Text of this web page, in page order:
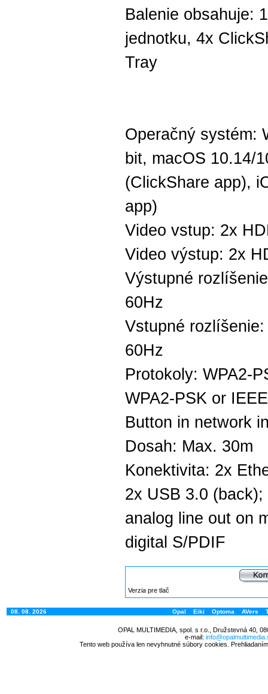
Balenie obsahuje:
jednotku, 4x
Tray
Operačný systém:
bit, macOS 10.14/
(ClickShare app),
app)
Video vstup: 2x
Video výstup: 2x
Výstupné
60Hz
Vstupné
60Hz
Protokoly: WPA2-
WPA2-PSK or
Button in network
Dosah: Max. 30m
Konektivita: 2x
2x USB 3.0
analog line out on
digital S/PDIF
Verzia pre tlač
08. 08. 2026 Opal Eiki Optoma AVers
OPAL MULTIMEDIA, spol. s r.o., Družstevná 40,
e-mail:
Tento web používa len nevyhnutné súbory cookies.